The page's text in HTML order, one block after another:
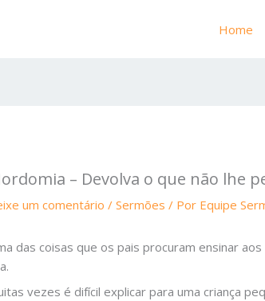
Home
– Devolva o que não lhe
um comentário /Sermões / Por Equipe
das coisas que os pais procuram ensinar
vezes é difícil explicar para uma criança